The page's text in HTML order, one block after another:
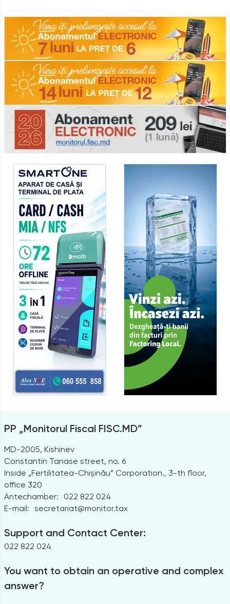
PP „Monitorul Fiscal FISC.MD”
MD-2005, Kishinev
Constantin Tanase street, no. 6
Inside „Fertilitatea-Chișinău” Corporation., 3-th floor,
office 320
Antechamber:
022 822 024
E-mail: secretariat@monitor.tax
Support and Contact Center:
022 822 024
You want to obtain an operative and complex
answer?